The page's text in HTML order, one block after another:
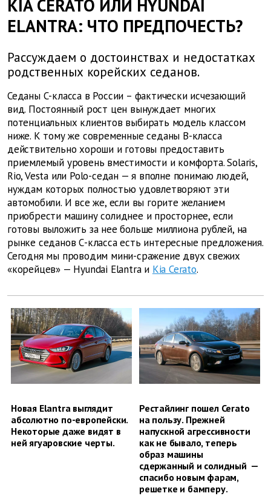
KIA CERATO ИЛИ HYUNDAI
ELANTRA: ЧТО ПРЕДПОЧЕСТЬ?
Рассуждаем о достоинствах и недостатках
родственных корейских седанов.
Седаны С-класса в России – фактически исчезающий
вид. Постоянный рост цен вынуждает многих
потенциальных клиентов выбирать модель классом
ниже. К тому же современные седаны B-класса
действительно хороши и готовы предоставить
приемлемый уровень вместимости и комфорта. Solaris,
Rio, Vesta или Polo-седан — я вполне понимаю людей,
нуждам которых полностью удовлетворяют эти
автомобили. И все же, если вы горите желанием
приобрести машину солиднее и просторнее, если
готовы выложить за нее больше миллиона рублей, на
рынке седанов С-класса есть интересные предложения.
Сегодня мы проводим мини-сражение двух свежих
«корейцев» — Hyundai Elantra и Kia Cerato.
Новая Elantra выглядит
абсолютно по-европейски.
Некоторые даже видят в
ней ягуаровские черты.
Рестайлинг пошел Cerato
на пользу. Прежней
напускной агрессивности
как не бывало, теперь
образ машины
сдержанный и солидный —
спасибо новым фарам,
решетке и бамперу.